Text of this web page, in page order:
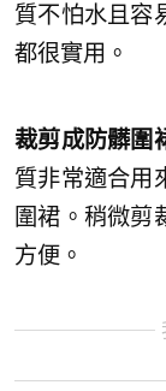
質不怕水且容
都很實用。
裁剪成防髒圍
質非常適合用
圍裙。稍微剪
方便。